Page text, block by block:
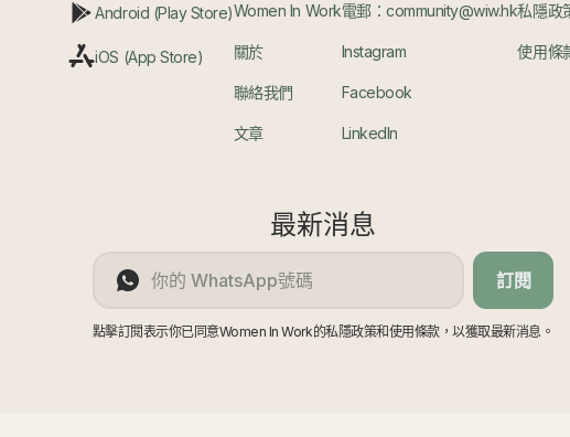
Android (Play Store)
iOS (App Store)
Women In Work
關於
聯絡我們
文章
電郵：community@wiw.hk
Instagram
Facebook
LinkedIn
私隱政
使用條
最新消息
訂閱
點擊訂閱表示你已同意Women In Work的私隱政策和使用條款，以獲取最新消息。